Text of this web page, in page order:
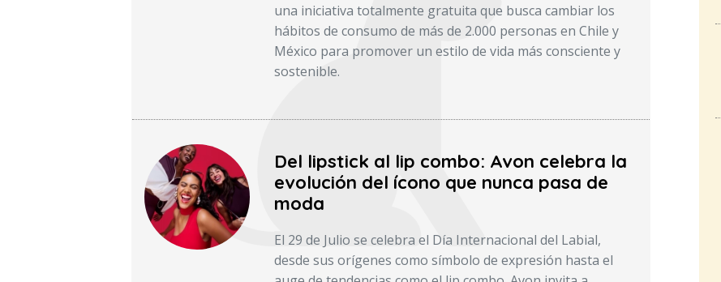
una iniciativa totalmente gratuita que busca cambiar los
hábitos de consumo de más de 2.000 personas en Chile y
México para promover un estilo de vida más consciente y
sostenible.
Del lipstick al lip combo: Avon celebra la
evolución del ícono que nunca pasa de
moda
El 29 de Julio se celebra el Día Internacional del Labial,
desde sus orígenes como símbolo de expresión hasta el